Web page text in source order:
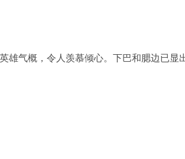
气概，令人羡慕倾心。下巴和腮边已显